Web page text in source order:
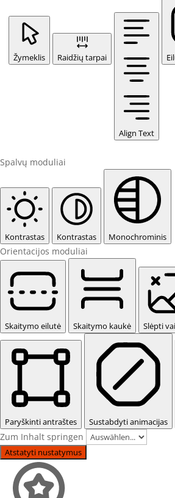
Žymeklis Raidžių tarpai
Align Text
Spalvų moduliai
Kontrastas Kontrastas Monochrominis
Orientacijos moduliai
Skaitymo eilutė Skaitymo kaukė Slėpti
Paryškinti antraštes Sustabdyti animacijas
Zum Inhalt springen
Atstatyti nustatymus